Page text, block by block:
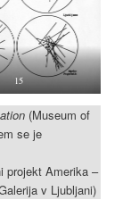
15
(Museum of
se je
projekt Amerika –
v Ljubljani)